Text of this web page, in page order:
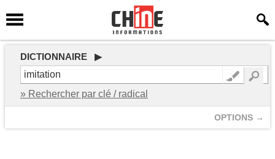
DICTIONNAIRE ▶
» Rechercher par clé / radical
OPTIONS →